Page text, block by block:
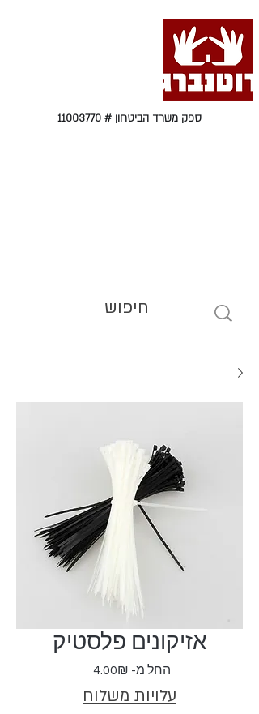
ספק משרד הביטחון # 11003770
אזיקונים פלסטיק
החל מ- 4.00₪מחיר
עלויות משלוח